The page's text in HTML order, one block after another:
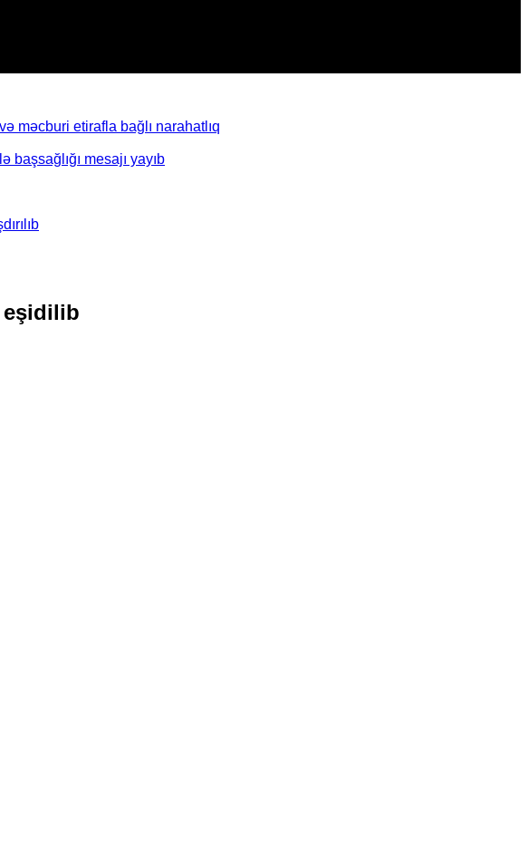
məcburi etirafla bağlı narahatlıq
mesajı yayıb
eşidilib